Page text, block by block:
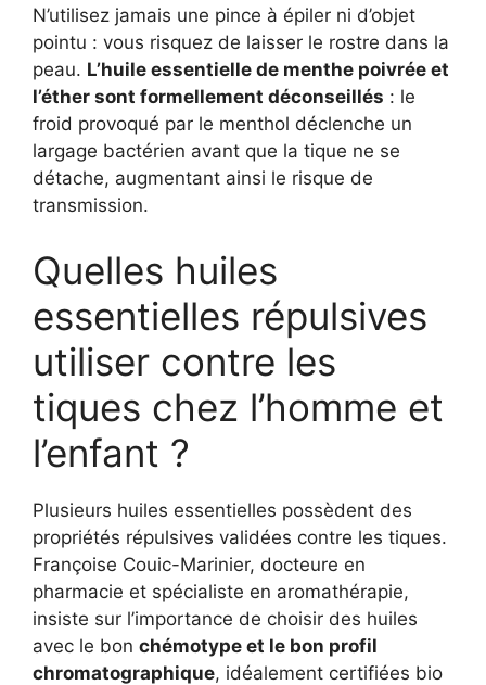
N’utilisez jamais une pince à épiler ni d’objet
pointu : vous risquez de laisser le rostre dans la
peau. L’huile essentielle de menthe poivrée et
l’éther sont formellement déconseillés : le
froid provoqué par le menthol déclenche un
largage bactérien avant que la tique ne se
détache, augmentant ainsi le risque de
transmission.
Quelles huiles
essentielles répulsives
utiliser contre les
tiques chez l’homme et
l’enfant ?
Plusieurs huiles essentielles possèdent des
propriétés répulsives validées contre les tiques.
Françoise Couic-Marinier, docteure en
pharmacie et spécialiste en aromathérapie,
insiste sur l’importance de choisir des huiles
avec le bon chémotype et le bon profil
chromatographique, idéalement certifiées bio